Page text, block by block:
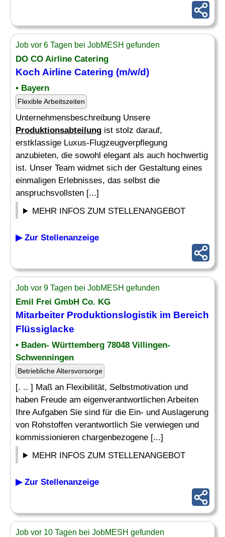
Job vor 6 Tagen bei JobMESH gefunden
DO CO Airline Catering
Koch Airline Catering (m/w/d)
• Bayern
Flexible Arbeitszeiten
Unternehmensbeschreibung Unsere
Produktionsabteilung ist stolz darauf,
erstklassige Luxus-Flugzeugverpflegung
anzubieten, die sowohl elegant als auch hochwertig
ist. Unser Team widmet sich der Gestaltung eines
einmaligen Erlebnisses, das selbst die
anspruchsvollsten [...]
MEHR INFOS ZUM STELLENANGEBOT
▶ Zur Stellenanzeige
Job vor 9 Tagen bei JobMESH gefunden
Emil Frei GmbH Co. KG
Mitarbeiter Produktionslogistik im Bereich
Flüssiglacke
• Baden- Württemberg 78048 Villingen-
Schwenningen
Betriebliche Altersvorsorge
[. .. ] Maß an Flexibilität, Selbstmotivation und
haben Freude am eigenverantwortlichen Arbeiten
Ihre Aufgaben Sie sind für die Ein- und Auslagerung
von Rohstoffen verantwortlich Sie verwiegen und
kommissionieren chargenbezogene [...]
MEHR INFOS ZUM STELLENANGEBOT
▶ Zur Stellenanzeige
Job vor 10 Tagen bei JobMESH gefunden